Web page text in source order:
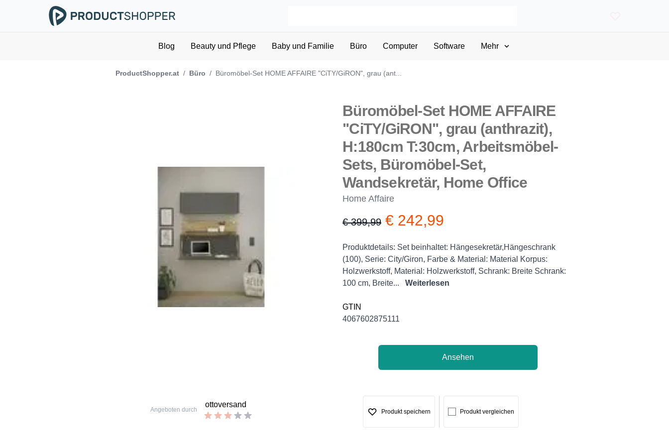
Blog Beauty und Pflege Baby und Familie Büro Computer Software Mehr
ProductShopper.at / Büro / Büromöbel-Set HOME AFFAIRE "CiTY/GiRON", grau (ant...
Büromöbel-Set HOME AFFAIRE
"CiTY/GiRON", grau (anthrazit),
H:180cm T:30cm, Arbeitsmöbel-
Sets, Büromöbel-Set,
Wandsekretär, Home Office
Home Affaire
Product information
€ 399,99 € 242,99
Description
Produktdetails: Set beinhaltet: Hängesekretär,Hängeschrank
(100), Serie: City/Giron, Farbe & Material: Material Korpus:
Holzwerkstoff, Material: Holzwerkstoff, Schrank: Breite Schrank:
100 cm, Breite...
Weiterlesen
GTIN
4067602875111
Ansehen
Angeboten durch
ottoversand
Produkt speichern Produkt vergleichen